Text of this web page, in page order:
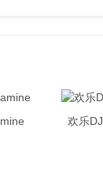
欢乐DJ